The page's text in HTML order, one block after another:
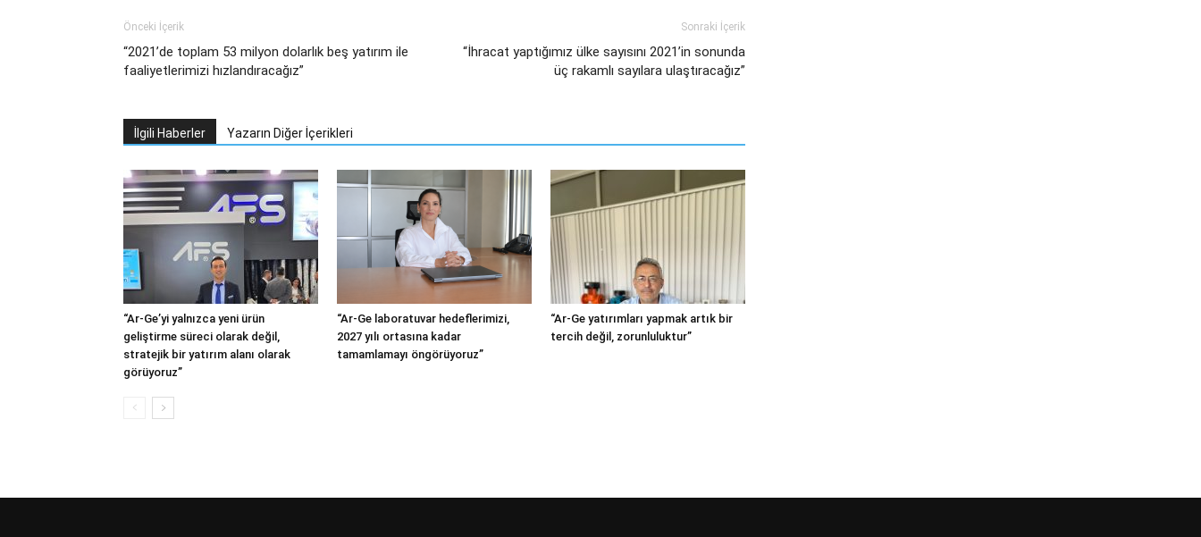
Önceki İçerik
“2021’de toplam 53 milyon dolarlık beş yatırım ile
faaliyetlerimizi hızlandıracağız”
Sonraki İçerik
“İhracat yaptığımız ülke sayısını 2021’in sonunda
üç rakamlı sayılara ulaştıracağız”
İlgili Haberler Yazarın Diğer İçerikleri
“Ar-Ge’yi yalnızca yeni ürün
geliştirme süreci olarak değil,
stratejik bir yatırım alanı olarak
görüyoruz”
“Ar-Ge laboratuvar hedeflerimizi,
2027 yılı ortasına kadar
tamamlamayı öngörüyoruz”
“Ar-Ge yatırımları yapmak artık bir
tercih değil, zorunluluktur”